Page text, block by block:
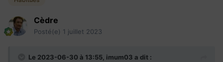
Cèdre
Posté(e) 1 juillet 2023
Le 2023-06-30 à 13:55, imum03 a dit :